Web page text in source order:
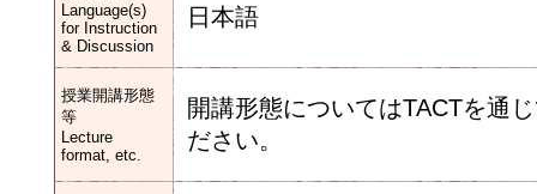
Language(s)
for Instruction
& Discussion
日本語
授業開講形態
等
Lecture
format, etc.
開講形態についてはTACTを通
ださい。